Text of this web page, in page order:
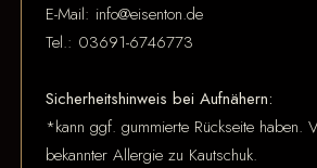
E-Mail: info@eisenton.de
Tel.: 03691-6746773
Sicherheitshinweis bei Aufnähern:
*kann ggf. gummierte Rückseite haben.
bekannter Allergie zu Kautschuk.